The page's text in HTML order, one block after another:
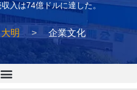
入は74億ドルに達した。
明 企業文化